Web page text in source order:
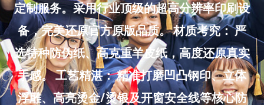
定制服务。采用行业顶级的超高分辨率印刷设
备，完美还原官方原版品质。 材质考究： 严
选特种防伪纸、高克重羊皮纸，高度还原真实
手感。 工艺精湛： 精准打磨凹凸钢印、立体
浮雕、高亮烫金/烫银及开窗安全线等核心防